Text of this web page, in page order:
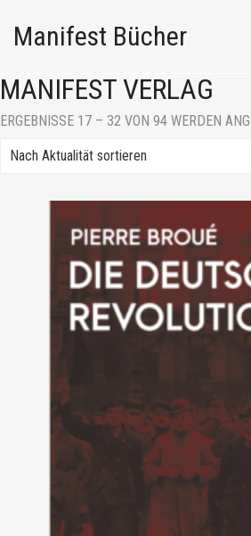
Manifest Bücher
MANIFEST VERLAG
ERGEBNISSE 17 – 32 VON 94 WERDEN
Nach Aktualität sortieren